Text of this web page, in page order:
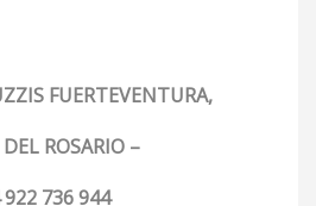
FUERTEVENTURA,
ROSARIO –
922 736 944